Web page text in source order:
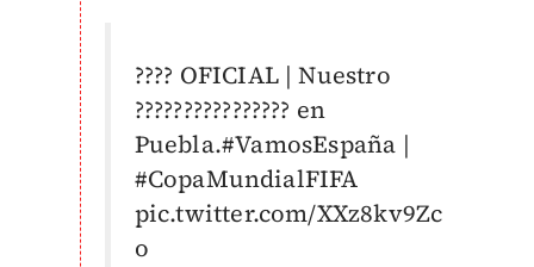
???? OFICIAL | Nuestro
???????????????? en
Puebla.#VamosEspaña |
#CopaMundialFIFA
pic.twitter.com/XXz8kv9Zc
o